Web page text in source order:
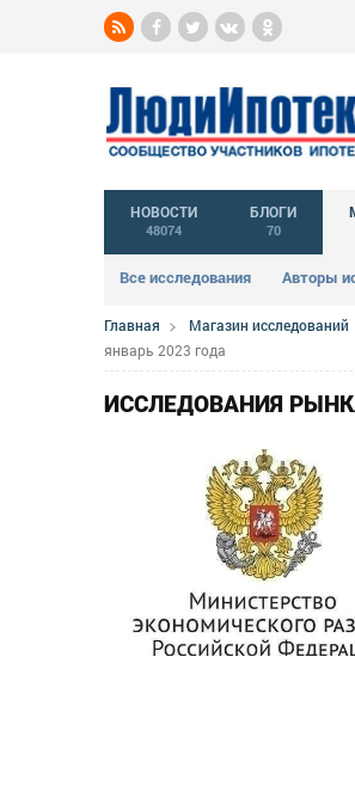
НОВОСТИ
48074
БЛОГИ
70
Все исследования Авторы
Главная Магазин исследований
январь 2023 года
ИССЛЕДОВАНИЯ